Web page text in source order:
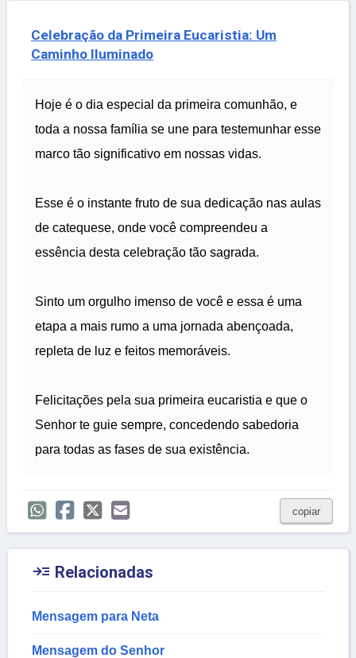
Celebração da Primeira Eucaristia: Um
Caminho Iluminado
Hoje é o dia especial da primeira comunhão, e
toda a nossa família se une para testemunhar esse
marco tão significativo em nossas vidas.
Esse é o instante fruto de sua dedicação nas aulas
de catequese, onde você compreendeu a
essência desta celebração tão sagrada.
Sinto um orgulho imenso de você e essa é uma
etapa a mais rumo a uma jornada abençoada,
repleta de luz e feitos memoráveis.
Felicitações pela sua primeira eucaristia e que o
Senhor te guie sempre, concedendo sabedoria
para todas as fases de sua existência.
copiar
 Relacionadas
Mensagem para Neta
Mensagem do Senhor